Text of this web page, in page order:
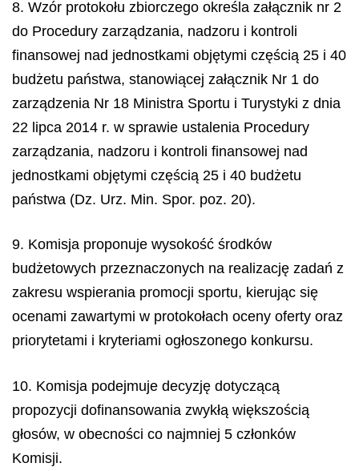
8. Wzór protokołu zbiorczego określa załącznik nr 2
do Procedury zarządzania, nadzoru i kontroli
finansowej nad jednostkami objętymi częścią 25 i 40
budżetu państwa, stanowiącej załącznik Nr 1 do
zarządzenia Nr 18 Ministra Sportu i Turystyki z dnia
22 lipca 2014 r. w sprawie ustalenia Procedury
zarządzania, nadzoru i kontroli finansowej nad
jednostkami objętymi częścią 25 i 40 budżetu
państwa (Dz. Urz. Min. Spor. poz. 20).
9. Komisja proponuje wysokość środków
budżetowych przeznaczonych na realizację zadań z
zakresu wspierania promocji sportu, kierując się
ocenami zawartymi w protokołach oceny oferty oraz
priorytetami i kryteriami ogłoszonego konkursu.
10. Komisja podejmuje decyzję dotyczącą
propozycji dofinansowania zwykłą większością
głosów, w obecności co najmniej 5 członków
Komisji.